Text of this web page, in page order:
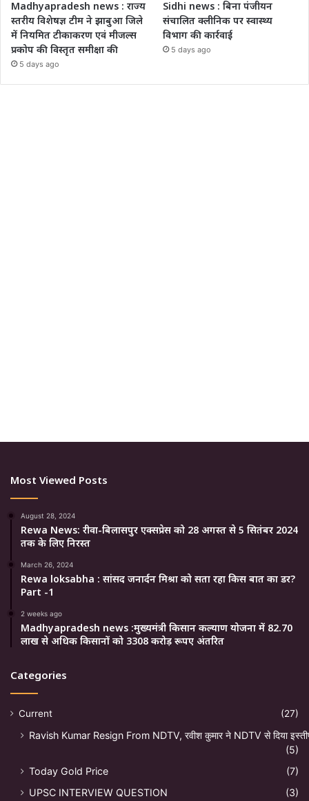
Madhyapradesh news : राज्य
स्तरीय विशेषज्ञ टीम ने झाबुआ जिले
में नियमित टीकाकरण एवं मीजल्स
प्रकोप की विस्तृत समीक्षा की
5 days ago
Sidhi news : बिना पंजीयन
संचालित क्लीनिक पर स्वास्थ्य
विभाग की कार्रवाई
5 days ago
Most Viewed Posts
August 28, 2024
Rewa News: रीवा-बिलासपुर एक्सप्रेस को 28 अगस्त से 5 सितंबर 2024
तक के लिए निरस्त
March 26, 2024
Rewa loksabha : सांसद जनार्दन मिश्रा को सता रहा किस बात का डर?
Part -1
2 weeks ago
Madhyapradesh news :मुख्यमंत्री किसान कल्याण योजना में 82.70
लाख से अधिक किसानों को 3308 करोड़ रूपए अंतरित
Categories
Current (27)
Ravish Kumar Resign From NDTV, रवीश कुमार ने NDTV से दिया
(5)
Today Gold Price
(7)
UPSC INTERVIEW QUESTION
(3)